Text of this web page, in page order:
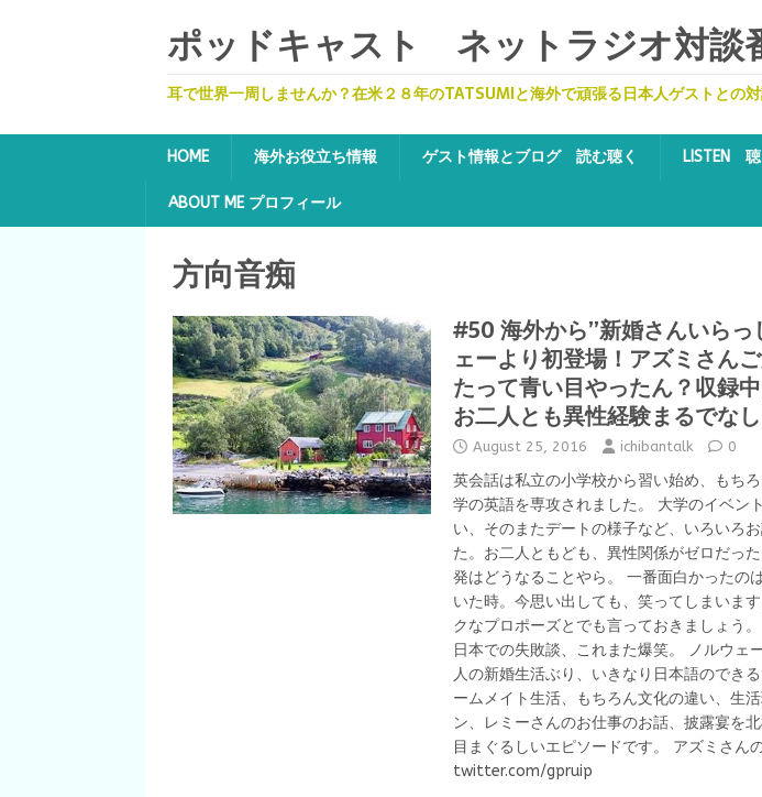
ポッドキャスト ネットラジオ対
耳で世界一周しませんか？在米２８年のTATSUMIと海外で頑張る日本人ゲストとの
HOME 海外お役立ち情報 ゲスト情報とブログ 読む聴く LISTEN
ABOUT ME プロフィール
方向音痴
#50 海外から”新婚さんいらっ
ェーより初登場！アズミさん
たって青い目やったん？収録
お二人とも異性経験まるでな
August 25, 2016 ichibantalk 0
英会話は私立の小学校から習い始め、もち
学の英語を専攻されました。 大学のイベン
い、そのまたデートの様子など、いろいろ
た。お二人ともども、異性関係がゼロだっ
発はどうなることやら。 一番面白かったの
いた時。今思い出しても、笑ってしまいま
クなプロポーズとでも言っておきましょう
日本での失敗談、これまた爆笑。 ノルウェ
人の新婚生活ぶり、いきなり日本語のでき
ームメイト生活、もちろん文化の違い、生
ン、レミーさんのお仕事のお話、披露宴を北
目まぐるしいエピソードです。 アズミさ
twitter.com/gpruip